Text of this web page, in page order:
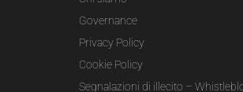
Governance
Privacy Policy
Cookie Policy
Segnalazioni di illecito –